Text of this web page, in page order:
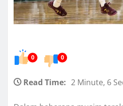
0 0
Read Time: 2 Minute, 6